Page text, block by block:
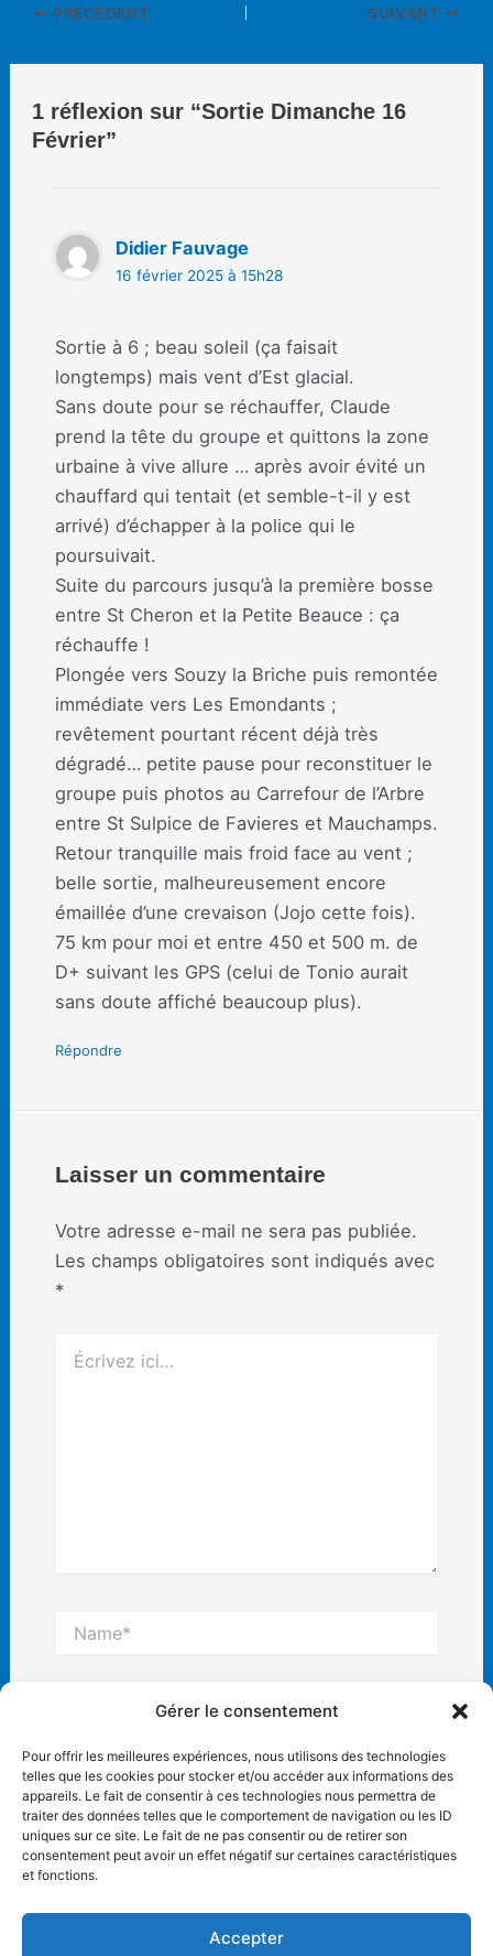
Gérer le consentement
Pour offrir les meilleures expériences, nous utilisons des technologies
telles que les cookies pour stocker et/ou accéder aux informations des
appareils. Le fait de consentir à ces technologies nous permettra de
traiter des données telles que le comportement de navigation ou les ID
uniques sur ce site. Le fait de ne pas consentir ou de retirer son
consentement peut avoir un effet négatif sur certaines caractéristiques
et fonctions.
Accepter
Navigation
articles
PRÉCÉDENT SUIVANT
1 réflexion sur “Sortie Dimanche 16
Février”
Didier Fauvage
16 février 2025 à 15h28
Sortie à 6 ; beau soleil (ça faisait
longtemps) mais vent d’Est glacial.
Sans doute pour se réchauffer, Claude
prend la tête du groupe et quittons la zone
urbaine à vive allure … après avoir évité un
chauffard qui tentait (et semble-t-il y est
arrivé) d’échapper à la police qui le
poursuivait.
Suite du parcours jusqu’à la première bosse
entre St Cheron et la Petite Beauce : ça
réchauffe !
Plongée vers Souzy la Briche puis remontée
immédiate vers Les Emondants ;
revêtement pourtant récent déjà très
dégradé… petite pause pour reconstituer le
groupe puis photos au Carrefour de l’Arbre
entre St Sulpice de Favieres et Mauchamps.
Retour tranquille mais froid face au vent ;
belle sortie, malheureusement encore
émaillée d’une crevaison (Jojo cette fois).
75 km pour moi et entre 450 et 500 m. de
D+ suivant les GPS (celui de Tonio aurait
sans doute affiché beaucoup plus).
Répondre
Laisser un commentaire
Votre adresse e-mail ne sera pas publiée.
Les champs obligatoires sont indiqués avec
*
ici…
Site
Internet